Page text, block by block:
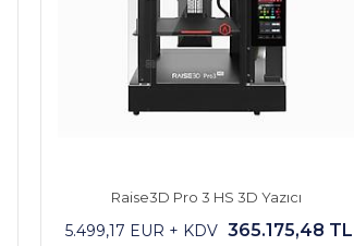
Raise3D Pro 3 HS 3D Yazıcı
5.499,17 EUR + KDV 365.175,48 TL